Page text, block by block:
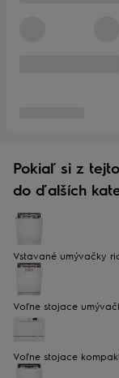
Pokiaľ si z
do ďalších
Vstavané umývačky
Voľne stojace
Voľne stojace